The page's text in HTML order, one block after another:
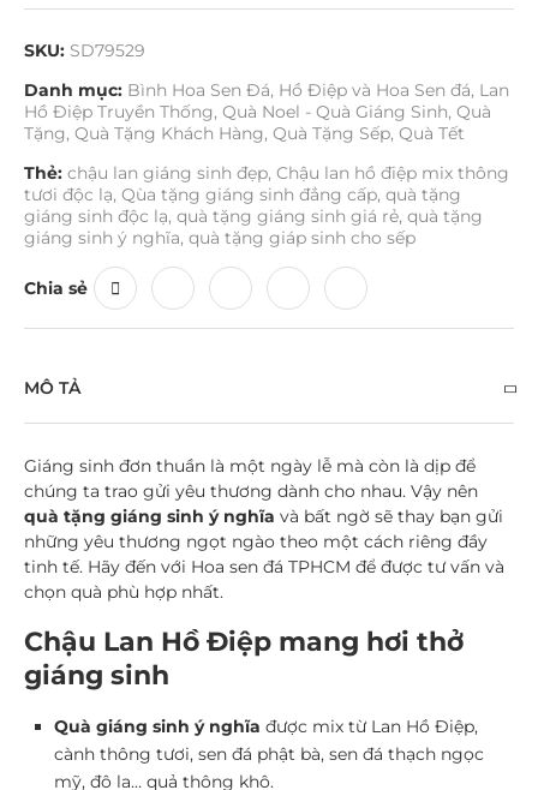
SKU: SD79529
Danh mục: Bình Hoa Sen Đá, Hồ Điệp và Hoa Sen đá, Lan
Hồ Điệp Truyền Thống, Quà Noel - Quà Giáng Sinh, Quà
Tặng, Quà Tặng Khách Hàng, Quà Tặng Sếp, Quà Tết
Thẻ: chậu lan giáng sinh đẹp, Chậu lan hồ điệp mix thông
tươi độc lạ, Qùa tặng giáng sinh đẳng cấp, quà tặng
giáng sinh độc lạ, quà tặng giáng sinh giá rẻ, quà tặng
giáng sinh ý nghĩa, quà tặng giáp sinh cho sếp
Chia sẻ
MÔ TẢ
Giáng sinh đơn thuần là một ngày lễ mà còn là dịp để
chúng ta trao gửi yêu thương dành cho nhau. Vậy nên
quà tặng giáng sinh ý nghĩa và bất ngờ sẽ thay bạn gửi
những yêu thương ngọt ngào theo một cách riêng đầy
tinh tế. Hãy đến với Hoa sen đá TPHCM để được tư vấn và
chọn quà phù hợp nhất.
Chậu Lan Hồ Điệp mang hơi thở
giáng sinh
Quà giáng sinh ý nghĩa được mix từ Lan Hồ Điệp,
cành thông tươi, sen đá phật bà, sen đá thạch ngọc
mỹ, đô la… quả thông khô.